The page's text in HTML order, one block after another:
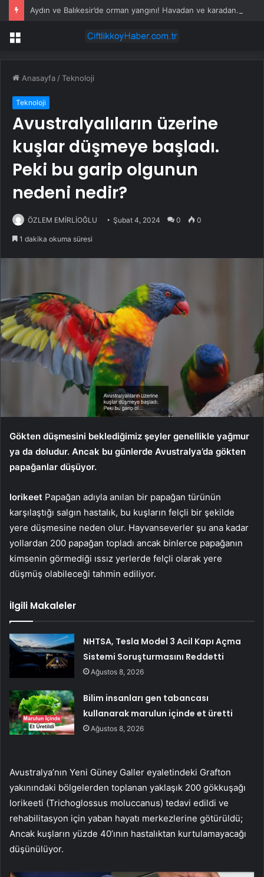
Aydın ve Balıkesir’de orman yangını! Havadan ve karadan müdahale devam ediyor
Menü
Anasayfa /Teknoloji
Teknoloji
Avustralyalıların üzerine
kuşlar düşmeye başladı.
Peki bu garip olgunun
nedeni nedir?
ÖZLEM EMİRLİOĞLU Şubat 4, 2024 0 0
1 dakika okuma süresi
Gökten düşmesini beklediğimiz şeyler genellikle yağmur
ya da doludur. Ancak bu günlerde Avustralya’da gökten
papağanlar düşüyor.
lorikeet Papağan adıyla anılan bir papağan türünün
karşılaştığı salgın hastalık, bu kuşların felçli bir şekilde
yere düşmesine neden olur. Hayvanseverler şu ana kadar
yollardan 200 papağan topladı ancak binlerce papağanın
kimsenin görmediği ıssız yerlerde felçli olarak yere
düşmüş olabileceği tahmin ediliyor.
İlgili Makaleler
NHTSA, Tesla Model 3 Acil Kapı Açma
Sistemi Soruşturmasını Reddetti
Ağustos 8, 2026
Bilim insanları gen tabancası
kullanarak marulun içinde et üretti
Ağustos 8, 2026
Avustralya’nın Yeni Güney Galler eyaletindeki Grafton
yakınındaki bölgelerden toplanan yaklaşık 200 gökkuşağı
lorikeeti (Trichoglossus moluccanus) tedavi edildi ve
rehabilitasyon için yaban hayatı merkezlerine götürüldü;
Ancak kuşların yüzde 40’ının hastalıktan kurtulamayacağı
düşünülüyor.